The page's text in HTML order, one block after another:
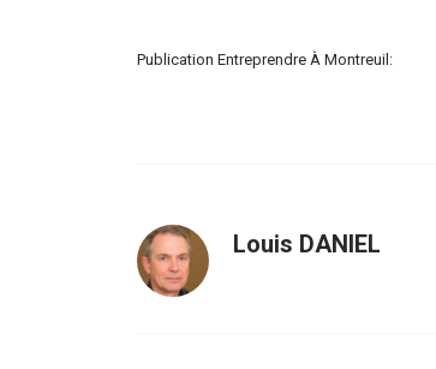
Publication Entreprendre À Montreuil:
Louis DANIEL